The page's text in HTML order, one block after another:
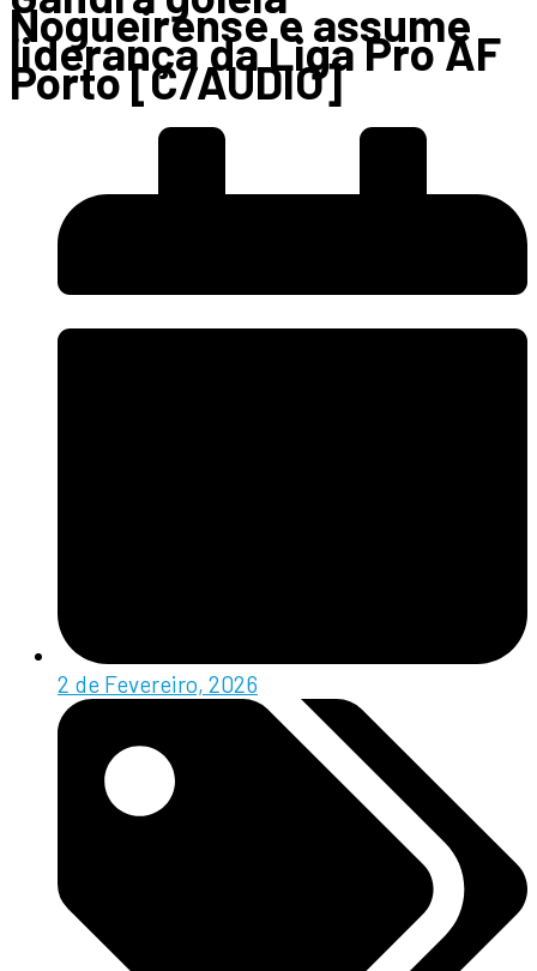
Nogueirense e assume
liderança da Liga Pro AF
Porto [C/AUDIO]
2 de Fevereiro, 2026